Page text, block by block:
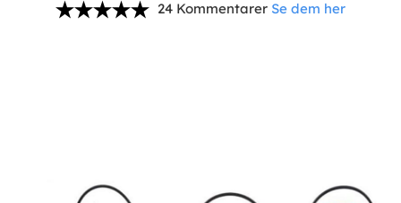
24 Kommentarer Se dem her